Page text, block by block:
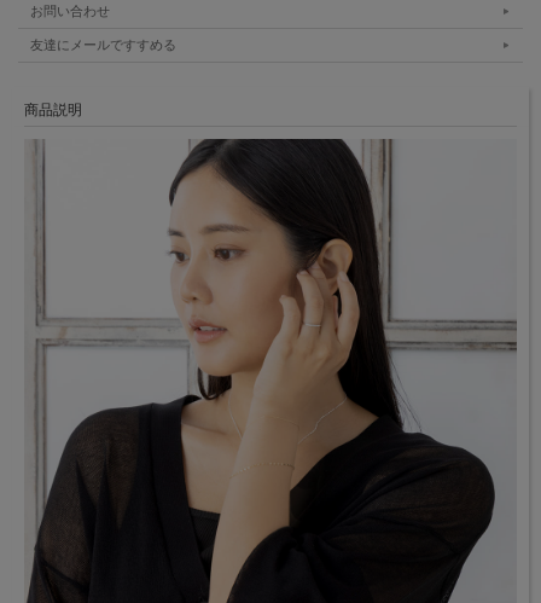
お問い合わせ
友達にメールですすめる
商品説明